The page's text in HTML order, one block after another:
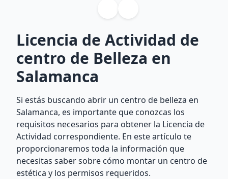
Licencia de Actividad de
centro de Belleza en
Salamanca
Si estás buscando abrir un centro de belleza en
Salamanca, es importante que conozcas los
requisitos necesarios para obtener la Licencia de
Actividad correspondiente. En este artículo te
proporcionaremos toda la información que
necesitas saber sobre cómo montar un centro de
estética y los permisos requeridos.